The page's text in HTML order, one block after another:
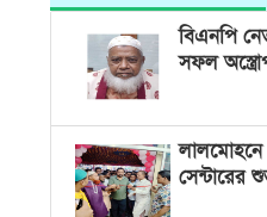
বিএনপি
সফল
লালমোহনে
সেন্টারের